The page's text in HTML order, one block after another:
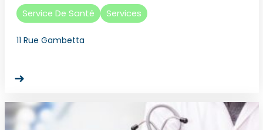
Service De Santé Services
11 Rue Gambetta